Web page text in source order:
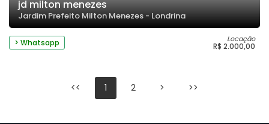
jd milton menezes
Jardim Prefeito Milton Menezes - Londrina
> Whatsapp Locação
R$ 2.000,00
<< 1 2 > >>